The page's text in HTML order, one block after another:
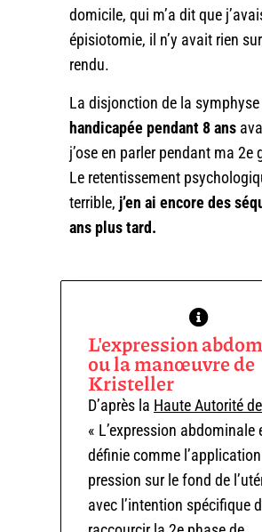
domicile, qui m’a dit que
épisiotomie, il n’y avait rien
rendu.
La disjonction de la symphyse
handicapée pendant 8 ans
j’ose en parler pendant ma 2e
Le retentissement
terrible, j’en ai encore des
ans plus tard.
L'expression
ou la manœuvre de
Kristeller
D’après la Haute Autorité
« L’expression abdominale
définie comme l’application
pression sur le fond de
avec l’intention spécifique